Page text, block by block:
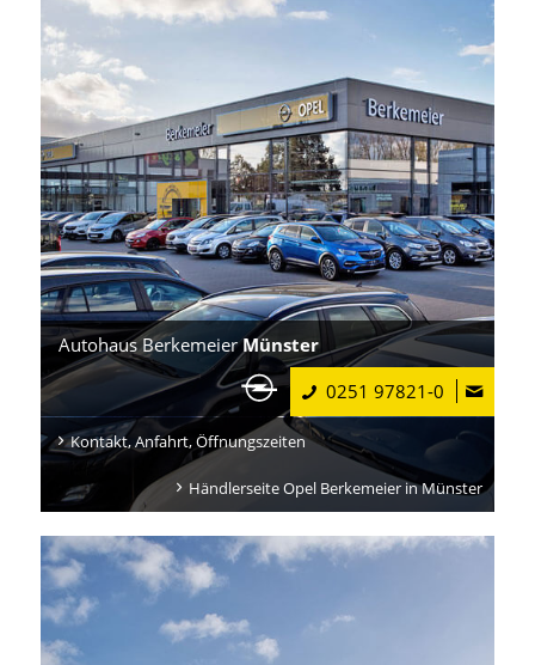
Autohaus BerkemeierMünster
0251 97821-0
Kontakt, Anfahrt, Öffnungszeiten
Händlerseite Opel Berkemeier in Münster